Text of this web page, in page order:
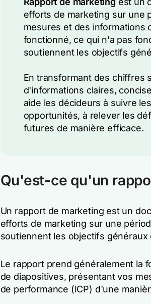
efforts de marketing sur une
mesures et des informations
fonctionné, ce qui n'a pas
soutiennent les objectifs
En transformant des chiffres
d'informations claires,
aide les décideurs à suivre
opportunités, à relever les
futures de manière efficace.
Qu'est-ce qu'un
Un rapport de marketing est un
efforts de marketing sur une
soutiennent les objectifs
Le rapport prend généralement la
de diapositives, présentant vos
de performance (ICP) d'une